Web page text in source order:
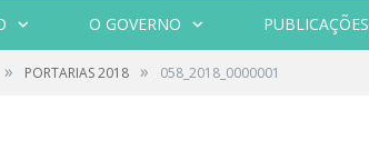
O GOVERNO PUBLICAÇÕES
» PORTARIAS 2018 » 058_2018_0000001